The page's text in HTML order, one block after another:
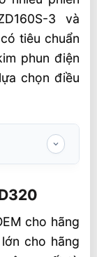
3 và
tiêu chuẩn
phun điện
chọn điều
ZD320
cho hãng
cho hãng